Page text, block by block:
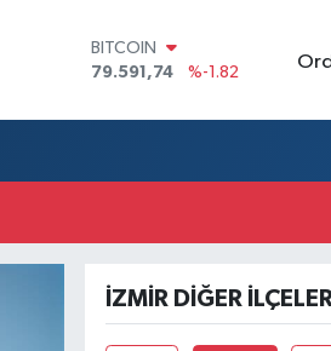
BITCOIN
79.591,74
%-1.82
45,43620
%0.02
G.ALTIN
BİST100
İZMIR DIĞER İLÇELER